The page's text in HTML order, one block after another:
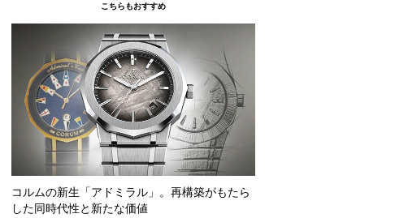
こちらもおすすめ
コルムの新生「アドミラル」。再構築がもたら
した同時代性と新たな価値